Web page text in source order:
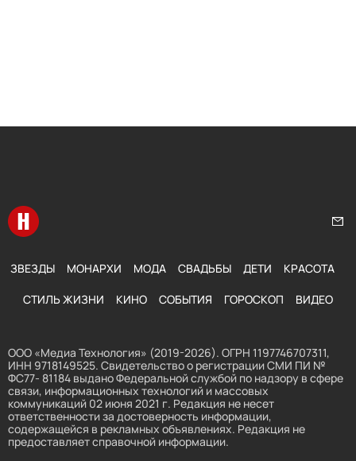
Перейти на главную
ЗВЕЗДЫ МОНАРХИ МОДА СВАДЬБЫ ДЕТИ КРАСОТА
СТИЛЬ ЖИЗНИ КИНО СОБЫТИЯ ГОРОСКОП ВИДЕО
ООО «Медиа Технология» (2019-2026). ОГРН 1197746707311,
ИНН 9718149525. Свидетельство о регистрации СМИ ПИ №
ФС77- 81184 выдано Федеральной службой по надзору в сфере
связи, информационных технологий и массовых
коммуникаций 02 июня 2021 г. Редакция не несет
ответственности за достоверность информации,
содержащейся в рекламных объявлениях. Редакция не
предоставляет справочной информации.